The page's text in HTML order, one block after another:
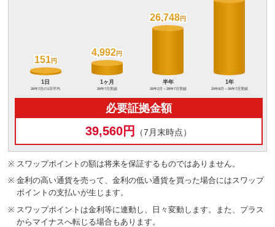
151
151
4,992
4,992
26,748
26,748
必要証拠金額
39,560円 （7月末時点）
※ スワップポイントの額は将来を保証するものではありません。
※ 金利の高い通貨を売って、金利の低い通貨を買った場合にはスワップ
ポイントの支払いが生じます。
※ スワップポイントは金利等に連動し、日々変動します。また、プラス
からマイナスへ転じる場合もあります。